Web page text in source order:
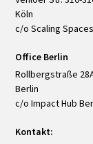
Köln
c/o Scaling Spaces
Office Berlin
Rollbergstraße
Berlin
c/o Impact Hub
Kontakt: